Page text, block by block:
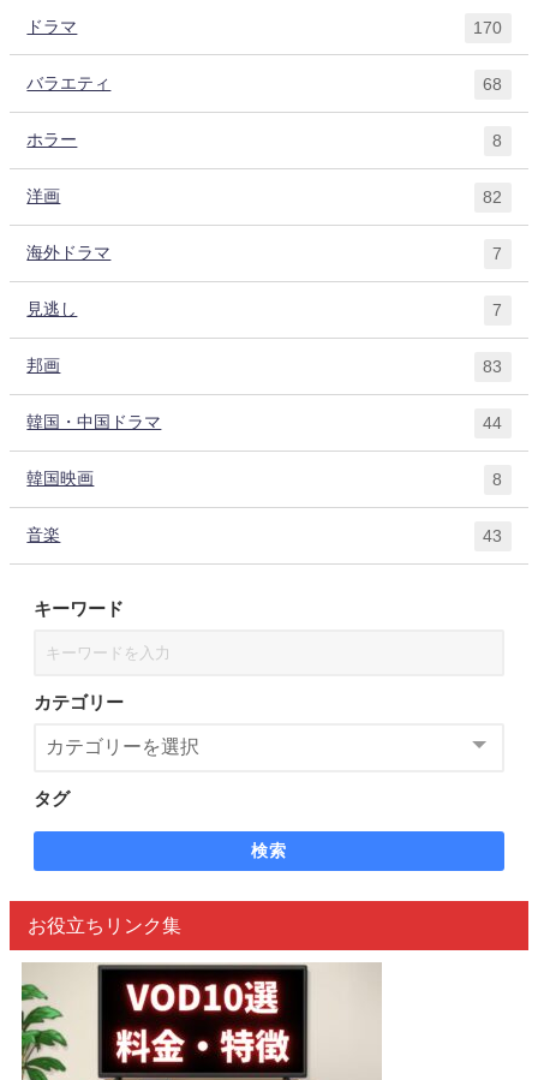
ドラマ 170
バラエティ 68
ホラー 8
洋画 82
海外ドラマ 7
見逃し 7
邦画 83
韓国・中国ドラマ 44
韓国映画 8
音楽 43
キーワード
カテゴリー
タグ
検索
お役立ちリンク集